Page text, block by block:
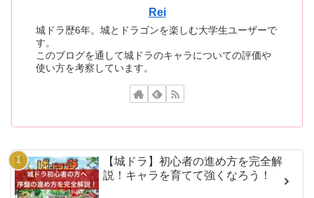
Rei
城ドラ歴6年。城とドラゴンを楽しむ大学生ユーザーで
す。
このブログを通して城ドラのキャラについての評価や
使い方を考察しています。
【城ドラ】初心者の進め方を完全解
説！キャラを育てて強くなろう！